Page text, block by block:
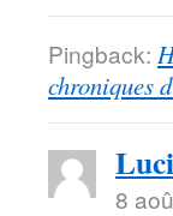
Pingback:
chroniques
8